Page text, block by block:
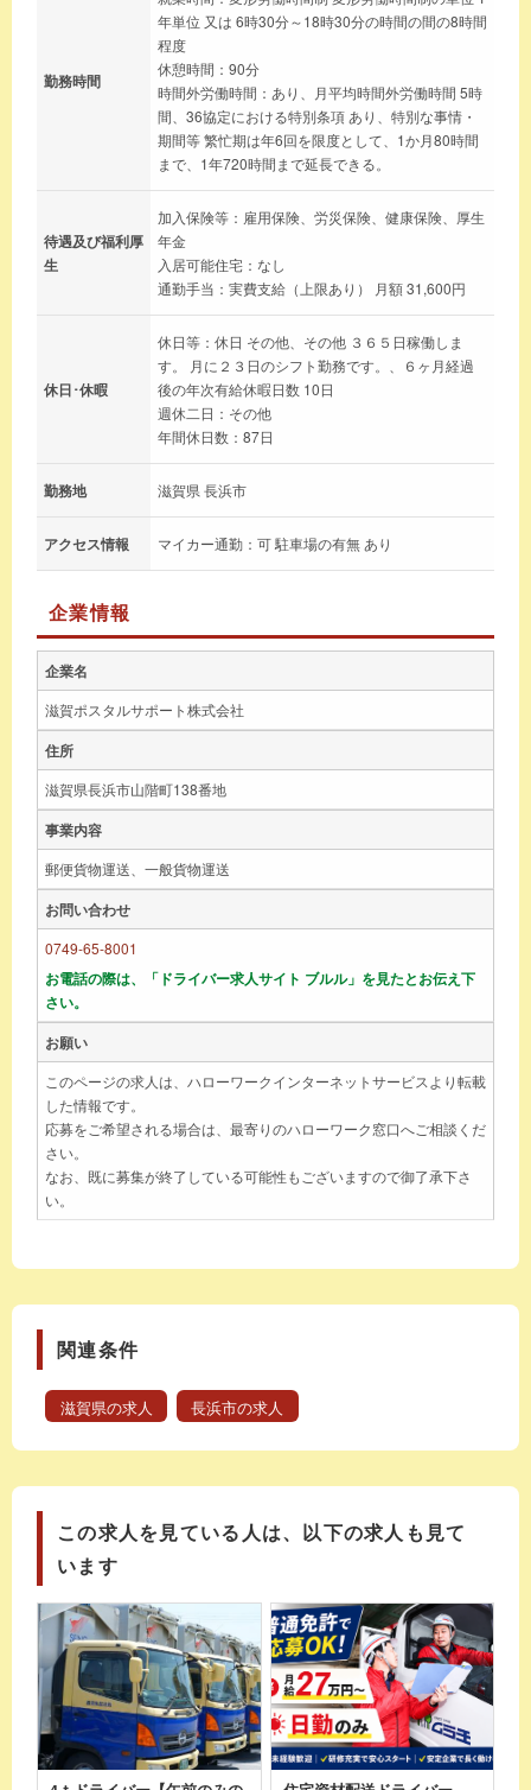
勤務時間
年単位 又は 6時30分～18時30分の時間の間の8時間
程度
休憩時間：90分
時間外労働時間：あり、月平均時間外労働時間 5時
間、36協定における特別条項 あり、特別な事情・
期間等 繁忙期は年6回を限度として、1か月80時間
まで、1年720時間まで延長できる。
待遇及び福利厚
生
加入保険等：雇用保険、労災保険、健康保険、厚生
年金
入居可能住宅：なし
通勤手当：実費支給（上限あり） 月額 31,600円
休日･休暇
休日等：休日 その他、その他 ３６５日稼働しま
す。 月に２３日のシフト勤務です。、６ヶ月経過
後の年次有給休暇日数 10日
週休二日：その他
年間休日数：87日
勤務地 滋賀県 長浜市
アクセス情報 マイカー通勤：可 駐車場の有無 あり
企業情報
企業名
滋賀ポスタルサポート株式会社
住所
滋賀県長浜市山階町138番地
事業内容
郵便貨物運送、一般貨物運送
お問い合わせ
0749-65-8001
お電話の際は、「ドライバー求人サイト ブルル」を見たとお伝え下
さい。
お願い
このページの求人は、ハローワークインターネットサービスより転載
した情報です。
応募をご希望される場合は、最寄りのハローワーク窓口へご相談くだ
さい。
なお、既に募集が終了している可能性もございますので御了承下さ
い。
関連条件
滋賀県の求人 長浜市の求人
この求人を見ている人は、以下の求人も見て
います